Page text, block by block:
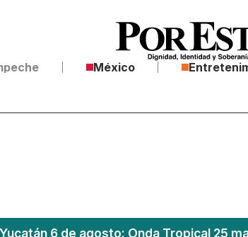
México
6 de agosto: Onda Tropical 25